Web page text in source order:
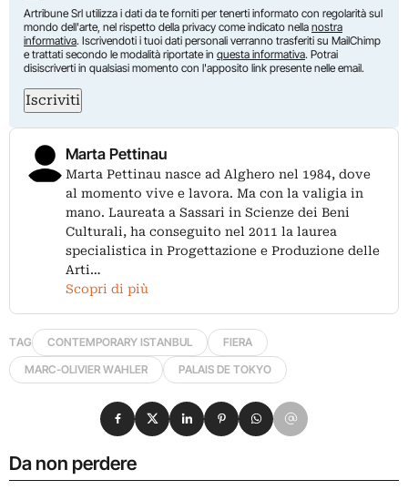
Artribune Srl utilizza i dati da te forniti per tenerti informato con regolarità sul
mondo dell'arte, nel rispetto della privacy come indicato nella nostra
informativa. Iscrivendoti i tuoi dati personali verranno trasferiti su MailChimp
e trattati secondo le modalità riportate in questa informativa. Potrai
disiscriverti in qualsiasi momento con l'apposito link presente nelle email.
Iscriviti
Marta Pettinau
Marta Pettinau nasce ad Alghero nel 1984, dove
al momento vive e lavora. Ma con la valigia in
mano. Laureata a Sassari in Scienze dei Beni
Culturali, ha conseguito nel 2011 la laurea
specialistica in Progettazione e Produzione delle
Arti…
Scopri di più
TAG CONTEMPORARY ISTANBUL
FIERA
MARC-OLIVIER WAHLER
PALAIS DE TOKYO
Da non perdere
Condividi su Facebook
Condividi su X
Condividi su LinkedIn
Condividi su Pinterest
Condividi su WhatsApp
Condividi su Email